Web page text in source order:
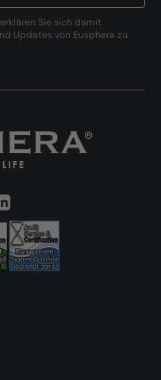
Sie sich damit
Updates von Eusphera zu